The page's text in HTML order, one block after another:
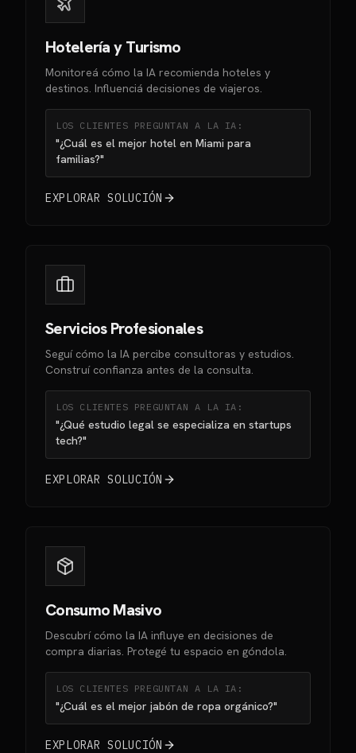
Hotelería y Turismo
Monitoreá cómo la IA recomienda hoteles y
destinos. Influenciá decisiones de viajeros.
LOS CLIENTES PREGUNTAN A LA IA:
"¿Cuál es el mejor hotel en Miami para
familias?"
EXPLORAR SOLUCIÓN
Servicios Profesionales
Seguí cómo la IA percibe consultoras y estudios.
Construí confianza antes de la consulta.
LOS CLIENTES PREGUNTAN A LA IA:
"¿Qué estudio legal se especializa en startups
tech?"
EXPLORAR SOLUCIÓN
Consumo Masivo
Descubrí cómo la IA influye en decisiones de
compra diarias. Protegé tu espacio en góndola.
LOS CLIENTES PREGUNTAN A LA IA:
"¿Cuál es el mejor jabón de ropa orgánico?"
EXPLORAR SOLUCIÓN